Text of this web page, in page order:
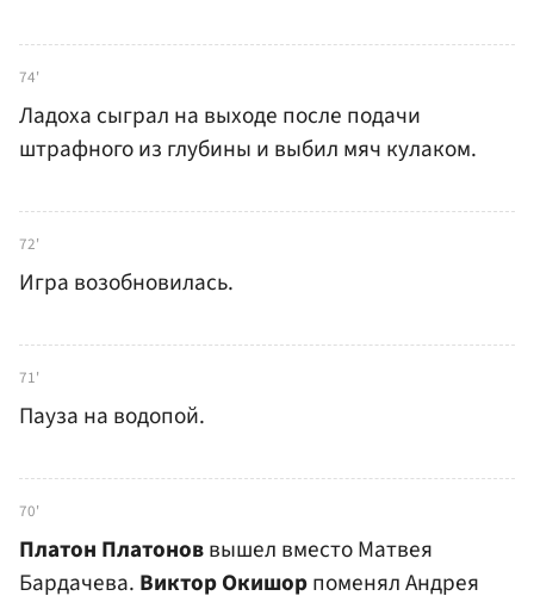
74'
Ладоха сыграл на выходе после подачи
штрафного из глубины и выбил мяч кулаком.
72'
Игра возобновилась.
71'
Пауза на водопой.
70'
Платон Платоноввышел вместо Матвея
Бардачева. Виктор Окишорпоменял Андрея